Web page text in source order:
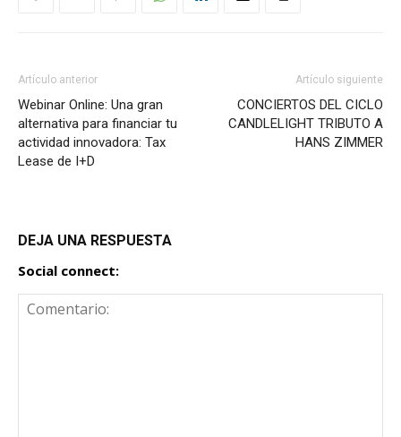
Artículo anterior
Webinar Online: Una gran
alternativa para financiar tu
actividad innovadora: Tax
Lease de I+D
Artículo siguiente
CONCIERTOS DEL CICLO
CANDLELIGHT TRIBUTO A
HANS ZIMMER
DEJA UNA RESPUESTA
Social connect: